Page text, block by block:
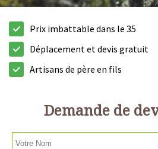
Prix imbattable dans le 35
Déplacement et devis gratuit
Artisans de père en fils
Demande de